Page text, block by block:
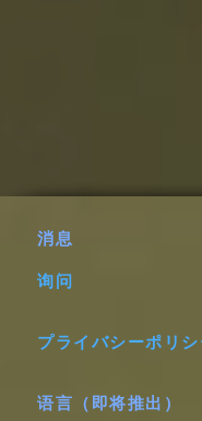
询问
语言（即将推出）
消息
プライバシーポリシ